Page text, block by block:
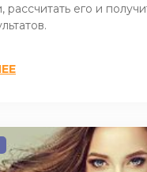
рассчитать его и